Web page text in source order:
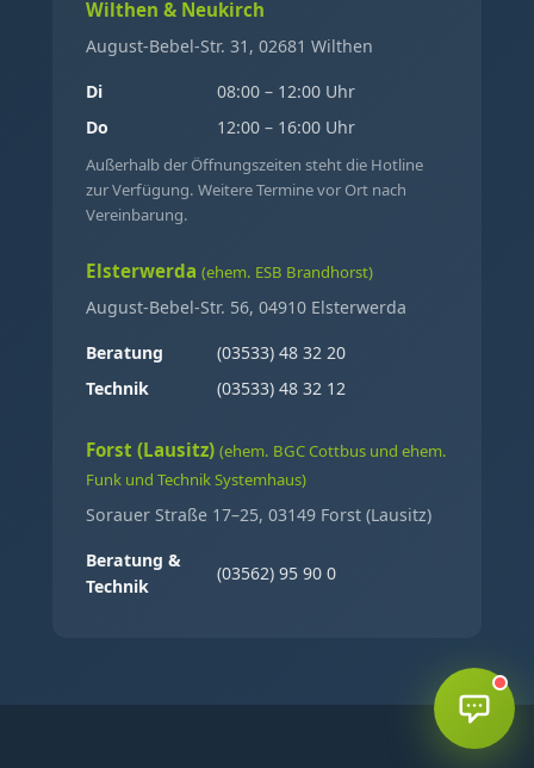
Wilthen & Neukirch
August-Bebel-Str. 31, 02681 Wilthen
Di
08:00 – 12:00 Uhr
Do
12:00 – 16:00 Uhr
Außerhalb der Öffnungszeiten steht die Hotline
zur Verfügung. Weitere Termine vor Ort nach
Vereinbarung.
Elsterwerda (ehem. ESB Brandhorst)
August-Bebel-Str. 56, 04910 Elsterwerda
Beratung
(03533) 48 32 20
Technik
(03533) 48 32 12
Forst (Lausitz) (ehem. BGC Cottbus und ehem.
Funk und Technik Systemhaus)
Sorauer Straße 17–25, 03149 Forst (Lausitz)
Beratung &
Technik
(03562) 95 90 0